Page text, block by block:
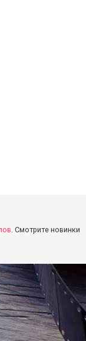
. Смотрите новинки